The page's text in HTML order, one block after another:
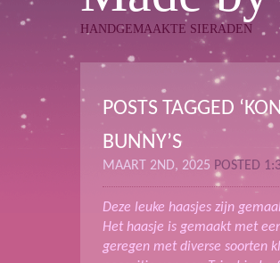
HANDGEMAAKTE SIERADEN
POSTS TAGGED
BUNNY’S
MAART 2ND, 2025 POSTED
Deze leuke haasjes zijn
Het haasje is gemaakt met
geregen met diverse soorten